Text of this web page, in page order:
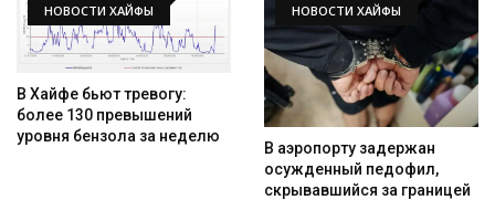
НОВОСТИ ХАЙФЫ
В Хайфе бьют тревогу:
более 130 превышений
уровня бензола за неделю
НОВОСТИ ХАЙФЫ
В аэропорту задержан
осужденный педофил,
скрывавшийся за границей